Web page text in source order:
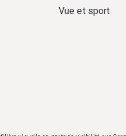
Vue et sport